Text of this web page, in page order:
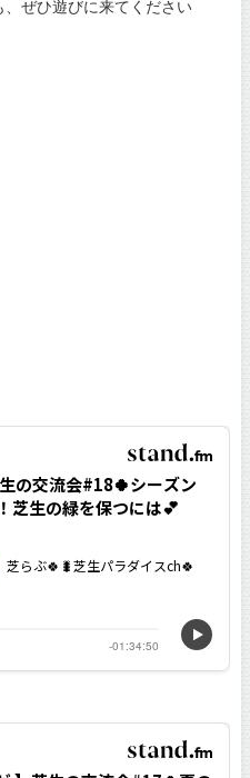
ぜひ遊びに来てください